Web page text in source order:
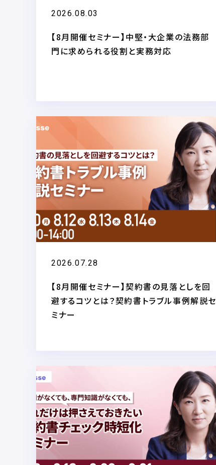
2026.08.03
【8月開催セミナー】中堅・大企業の法務部
門に求められる役割と実務対応
2026.07.28
【8月開催セミナー】契約書の見落としを回
避するコツとは？契約書トラブル事例解説セ
ミナー